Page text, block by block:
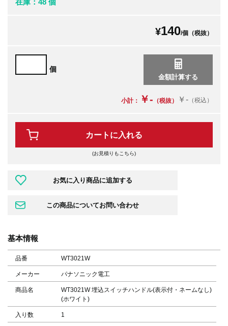
在庫：48 個
¥140/個（税抜）
個
小計： ￥- （税抜） ￥- （税込）
カートに入れる
(お見積りもこちら)
基本情報
品番 WT3021W
メーカー パナソニック電工
商品名
WT3021W 埋込スイッチハンドル(表示付・ネームなし)
(ホワイト)
入り数 1